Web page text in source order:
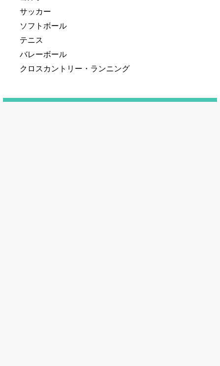
サッカー
ソフトボール
テニス
バレーボール
クロスカントリー・ランニング